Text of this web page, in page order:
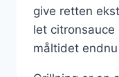
give retten
let
måltidet